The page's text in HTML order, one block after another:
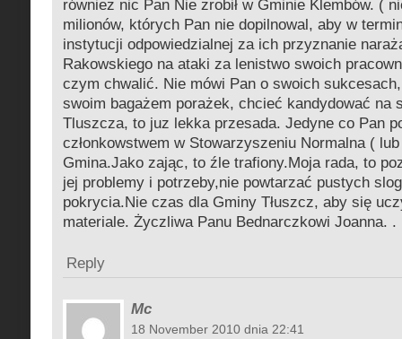
również nic Pan Nie zrobił w Gminie Klembów. (
milionów, których Pan nie dopilnowal, aby w
instytucji odpowiedzialnej za ich przyznanie
Rakowskiego na ataki za lenistwo swoich
czym chwalić. Nie mówi Pan o swoich
swoim bagażem porażek, chcieć kandydować na
Tluszcza, to juz lekka przesada. Jedyne co Pan
członkowstwem w Stowarzyszeniu Normalna (
Gmina.Jako zając, to źle trafiony.Moja rada, to
jej problemy i potrzeby,nie powtarzać pustych
pokrycia.Nie czas dla Gminy Tłuszcz, aby się
materiale. Życzliwa Panu Bednarczkowi Joanna. .
Reply
Mc
18 November 2010 dnia 22:41